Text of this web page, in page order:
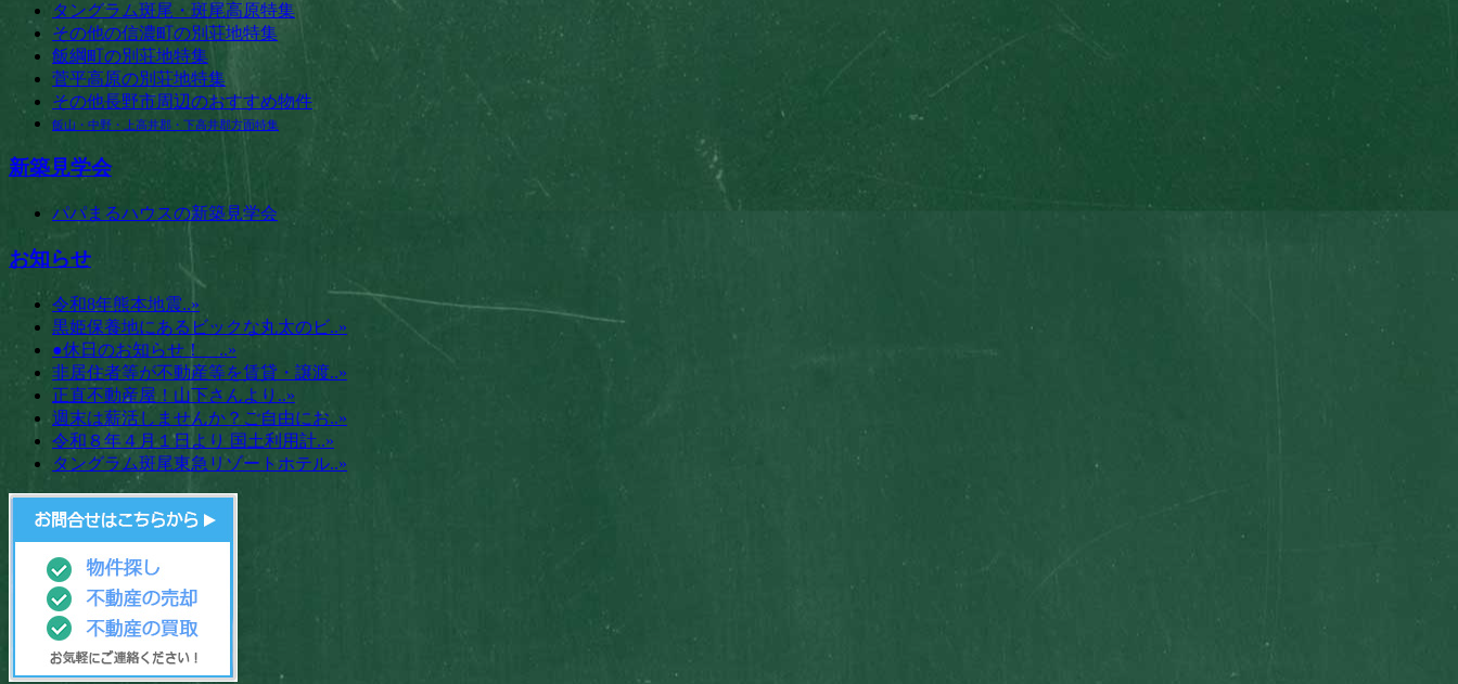
タングラム斑尾・斑尾高原特集
その他の信濃町の別荘地特集
飯綱町の別荘地特集
菅平高原の別荘地特集
その他長野市周辺のおすすめ物件
飯山・中野・上高井郡・下高井郡方面特集
新築見学会
パパまるハウスの新築見学会
お知らせ
令和8年熊本地震..»
黒姫保養地にあるビックな丸太のビ..»
●休日のお知らせ！ ..»
非居住者等が不動産等を賃貸・譲渡..»
正直不動産屋！山下さんより..»
週末は薪活しませんか？ご自由にお..»
令和８年４月１日より 国土利用計..»
タングラム斑尾東急リゾートホテル..»